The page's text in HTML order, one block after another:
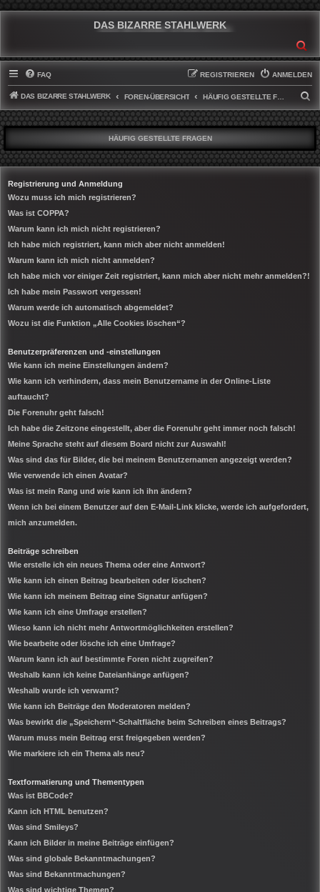
DAS BIZARRE STAHLWERK
FAQ ANMELDEN
REGISTRIEREN
DAS BIZARRE STAHLWERK FOREN-ÜBERSICHT HÄUFIG GESTELLTE FRAGEN
U
C
H
E
HÄUFIG GESTELLTE FRAGEN
Registrierung und Anmeldung
Wozu muss ich mich registrieren?
Was ist COPPA?
Warum kann ich mich nicht registrieren?
Ich habe mich registriert, kann mich aber nicht anmelden!
Warum kann ich mich nicht anmelden?
Ich habe mich vor einiger Zeit registriert, kann mich aber nicht mehr anmelden?!
Ich habe mein Passwort vergessen!
Warum werde ich automatisch abgemeldet?
Wozu ist die Funktion „Alle Cookies löschen“?
Benutzerpräferenzen und -einstellungen
Wie kann ich meine Einstellungen ändern?
Wie kann ich verhindern, dass mein Benutzername in der Online-Liste
auftaucht?
Die Forenuhr geht falsch!
Ich habe die Zeitzone eingestellt, aber die Forenuhr geht immer noch falsch!
Meine Sprache steht auf diesem Board nicht zur Auswahl!
Was sind das für Bilder, die bei meinem Benutzernamen angezeigt werden?
Wie verwende ich einen Avatar?
Was ist mein Rang und wie kann ich ihn ändern?
Wenn ich bei einem Benutzer auf den E-Mail-Link klicke, werde ich aufgefordert,
mich anzumelden.
Beiträge schreiben
Wie erstelle ich ein neues Thema oder eine Antwort?
Wie kann ich einen Beitrag bearbeiten oder löschen?
Wie kann ich meinem Beitrag eine Signatur anfügen?
Wie kann ich eine Umfrage erstellen?
Wieso kann ich nicht mehr Antwortmöglichkeiten erstellen?
Wie bearbeite oder lösche ich eine Umfrage?
Warum kann ich auf bestimmte Foren nicht zugreifen?
Weshalb kann ich keine Dateianhänge anfügen?
Weshalb wurde ich verwarnt?
Wie kann ich Beiträge den Moderatoren melden?
Was bewirkt die „Speichern“-Schaltfläche beim Schreiben eines Beitrags?
Warum muss mein Beitrag erst freigegeben werden?
Wie markiere ich ein Thema als neu?
Textformatierung und Thementypen
Was ist BBCode?
Kann ich HTML benutzen?
Was sind Smileys?
Kann ich Bilder in meine Beiträge einfügen?
Was sind globale Bekanntmachungen?
Was sind Bekanntmachungen?
Was sind wichtige Themen?